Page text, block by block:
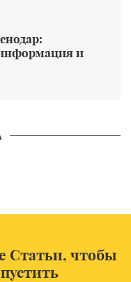
и
Статьи, чтобы